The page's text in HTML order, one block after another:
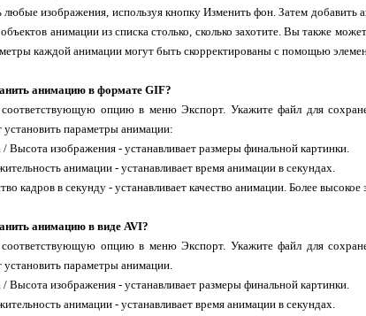
любые изображения, используя кнопку Изменить фон. Затем
анимации из списка столько, сколько захотите. Вы также
каждой анимации могут быть скорректированы с помощью
анимацию в формате GIF?
опцию в меню Экспорт. Укажите файл для
установить параметры анимации:
Высота изображения - устанавливает размеры финальной картинки.
анимации - устанавливает время анимации в секундах.
кадров в секунду - устанавливает качество анимации. Более
анимацию в виде AVI?
опцию в меню Экспорт. Укажите файл для
установить параметры анимации.
Высота изображения - устанавливает размеры финальной картинки.
анимации - устанавливает время анимации в секундах.